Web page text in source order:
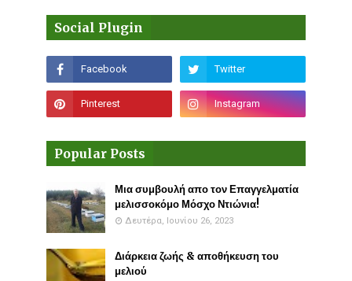
Social Plugin
Popular Posts
Μια συμβουλή απο τον Επαγγελματία
μελισσοκόμο Μόσχο Ντιώνια!
Δευτέρα, Ιουνίου 26, 2023
Διάρκεια ζωής & αποθήκευση του
μελιού